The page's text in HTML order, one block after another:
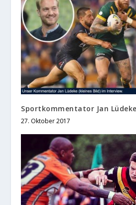
Sportkommentator Jan
27. Oktober 2017